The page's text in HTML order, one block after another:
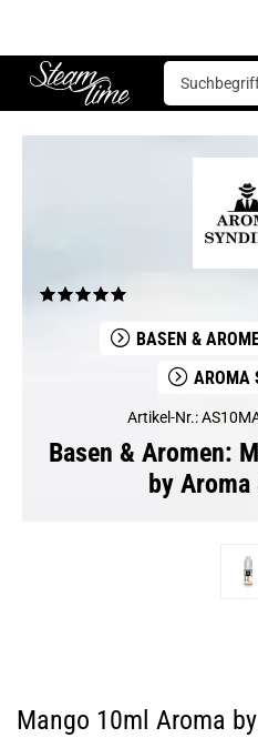
Steam time
Basen & Aromen Aromen
Mango 10ml Aroma by Aroma Syndikat
BASEN &
AROMA
Artikel-Nr.:
Basen & Aromen:
by
Mango 10ml Aroma